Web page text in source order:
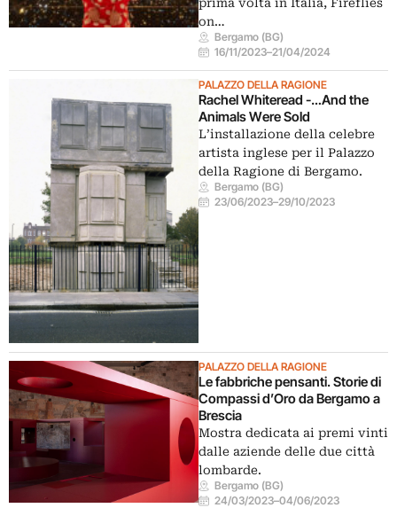
prima volta in Italia, Fireflies
on…
Bergamo (BG)
16/11/2023–21/04/2024
PALAZZO DELLA RAGIONE
Rachel Whiteread -…And the
Animals Were Sold
L’installazione della celebre
artista inglese per il Palazzo
della Ragione di Bergamo.
Bergamo (BG)
23/06/2023–29/10/2023
PALAZZO DELLA RAGIONE
Le fabbriche pensanti. Storie di
Compassi d’Oro da Bergamo a
Brescia
Mostra dedicata ai premi vinti
dalle aziende delle due città
lombarde.
Bergamo (BG)
24/03/2023–04/06/2023